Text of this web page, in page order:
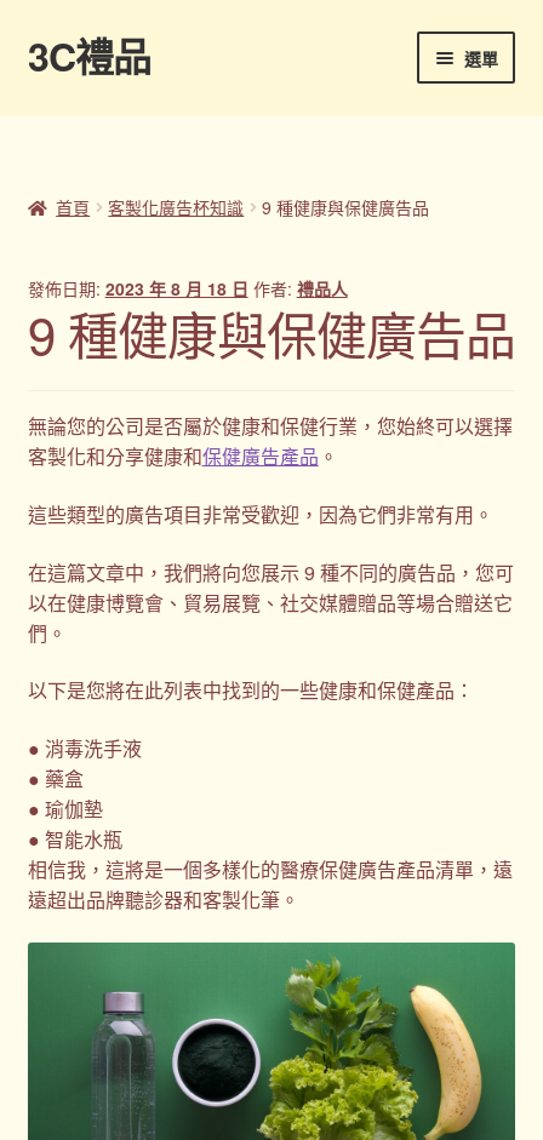
跳
至
跳
至
容
3C禮品 選單
企業禮品
台灣禮品
商店
客製化商品
客製化小知識
客製化禮品
客製禮品資訊
宣導品
尾牙禮品推薦
常見問題
我的帳號
春酒禮品
首頁 客製化廣告杯知識 9 種健康與保健廣告品
發佈日期: 2023 年 8 月 18 日 作者: 禮品人
9 種健康與保健廣告品
無論您的公司是否屬於健康和保健行業，您始終可以選擇
客製化和分享健康和保健廣告產品 。
這些類型的廣告項目非常受歡迎，因為它們非常有用。
在這篇文章中，我們將向您展示 9 種不同的廣告品，您可
以在健康博覽會、貿易展覽、社交媒體贈品等場合贈送它
們。
以下是您將在此列表中找到的一些健康和保健產品：
● 消毒洗手液
● 藥盒
● 瑜伽墊
● 智能水瓶
相信我，這將是一個多樣化的醫療保健廣告產品清單，遠
遠超出品牌聽診器和客製化筆。